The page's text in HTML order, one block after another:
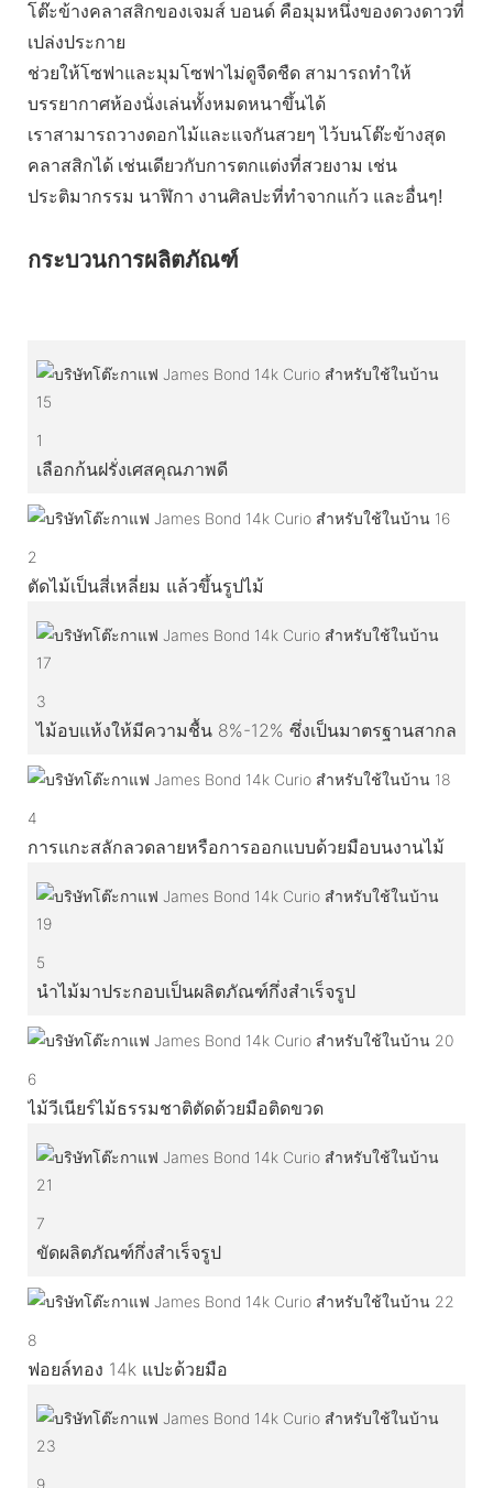
โต๊ะข้างคลาสสิกของเจมส์ บอนด์ คือมุมหนึ่งของดวงดาวที่
เปล่งประกาย
ช่วยให้โซฟาและมุมโซฟาไม่ดูจืดชืด สามารถทำให้
บรรยากาศห้องนั่งเล่นทั้งหมดหนาขึ้นได้
เราสามารถวางดอกไม้และแจกันสวยๆ ไว้บนโต๊ะข้างสุด
คลาสสิกได้ เช่นเดียวกับการตกแต่งที่สวยงาม เช่น
ประติมากรรม นาฬิกา งานศิลปะที่ทำจากแก้ว และอื่นๆ!
กระบวนการผลิตภัณฑ์
1
เลือกก้นฝรั่งเศสคุณภาพดี
2
ตัดไม้เป็นสี่เหลี่ยม แล้วขึ้นรูปไม้
3
ไม้อบแห้งให้มีความชื้น 8%-12% ซึ่งเป็นมาตรฐานสากล
4
การแกะสลักลวดลายหรือการออกแบบด้วยมือบนงานไม้
5
นำไม้มาประกอบเป็นผลิตภัณฑ์กึ่งสำเร็จรูป
6
ไม้วีเนียร์ไม้ธรรมชาติตัดด้วยมือติดขวด
7
ขัดผลิตภัณฑ์กึ่งสำเร็จรูป
8
ฟอยล์ทอง 14k แปะด้วยมือ
9